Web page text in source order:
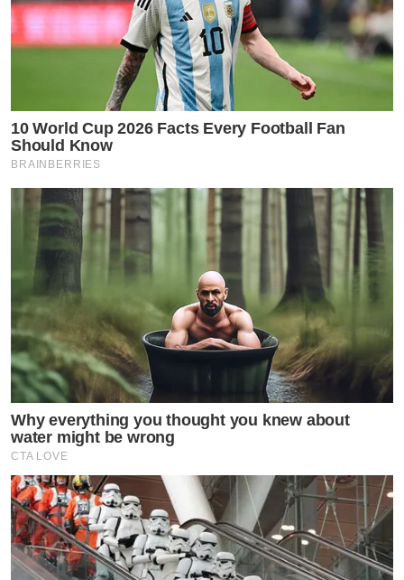
10 World Cup 2026 Facts Every Football Fan
Should Know
BRAINBERRIES
Why everything you thought you knew about
water might be wrong
CTA LOVE